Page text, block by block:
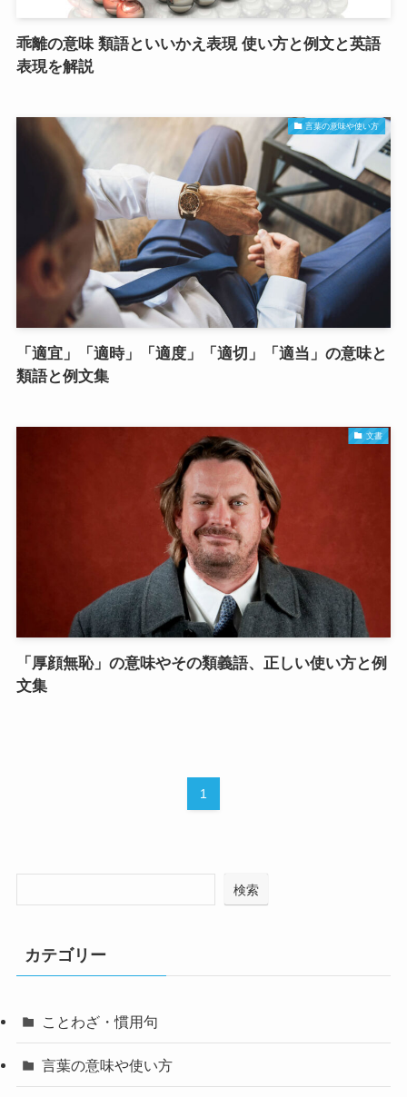
乖離の意味 類語といいかえ表現 使い方と例文と英語
表現を解説
言葉の意味や使い方
「適宜」「適時」「適度」「適切」「適当」の意味と
類語と例文集
文書
「厚顔無恥」の意味やその類義語、正しい使い方と例
文集
1
検索
カテゴリー
ことわざ・慣用句
言葉の意味や使い方